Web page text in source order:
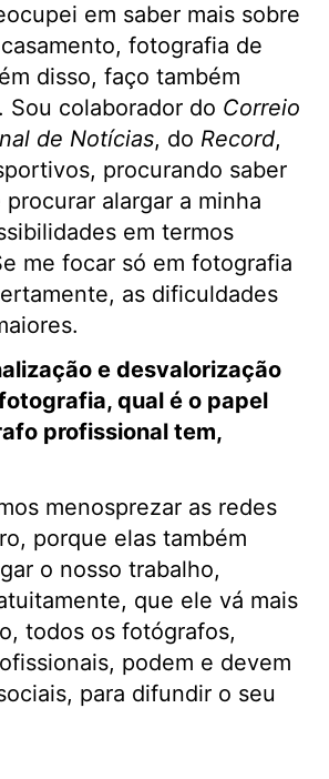
em saber mais sobre
fotografia de
disso, faço também
Sou colaborador do Correio
de Notícias, do Record,
procurando saber
alargar a minha
em termos
me focar só em fotografia
as dificuldades
e desvalorização
qual é o papel
profissional tem,
menosprezar as redes
porque elas também
o nosso trabalho,
que ele vá mais
todos os fotógrafos,
podem e devem
para difundir o seu